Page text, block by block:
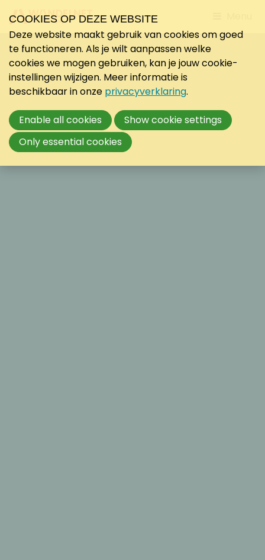
to
COOKIES OP DEZE WEBSITE
Deze website maakt gebruik van cookies om goed
te functioneren. Als je wilt aanpassen welke
cookies we mogen gebruiken, kan je jouw cookie-
instellingen wijzigen. Meer informatie is
beschikbaar in onze privacyverklaring.
Enable all cookies
Show cookie settings
Only essential cookies